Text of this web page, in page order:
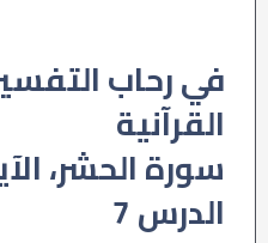
في رحاب
القرآنية
الدرس 7